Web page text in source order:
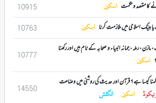
کا مقصد و حکمت اسکین 10915
بینک اسلامی میں ملازمت کرنا اسکین 10763
مازن ، رملہ ، جمانہ انبیاء و صحابہ کے نام ہیں اور رکھنا
اسکین
10777
کہنا کیسا ہے ؟ قرآن اور حدیث کی روشنی میں وضاحت
اسکین انگلش
14550